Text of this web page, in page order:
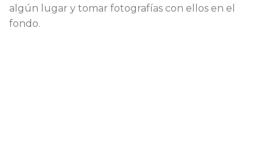
algún lugar y tomar fotografías con ellos en el
fondo.